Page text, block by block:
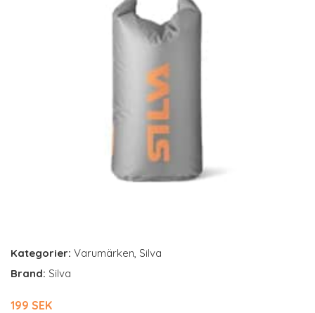
Kategorier: Varumärken, Silva
Brand: Silva
199 SEK